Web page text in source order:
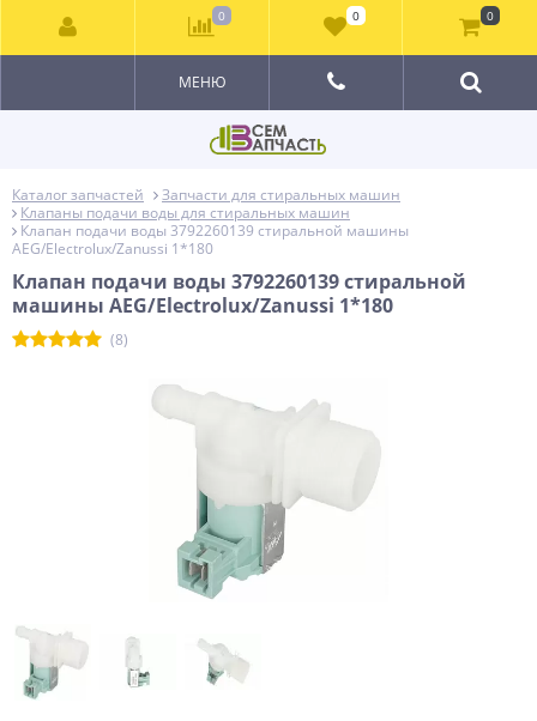
МЕНЮ
Каталог запчастей
Запчасти для стиральных машин
Клапаны подачи воды для стиральных машин
Клапан подачи воды 3792260139 стиральной машины
AEG/Electrolux/Zanussi 1*180
Клапан подачи воды 3792260139 стиральной
машины AEG/Electrolux/Zanussi 1*180
(8)
0 0 0